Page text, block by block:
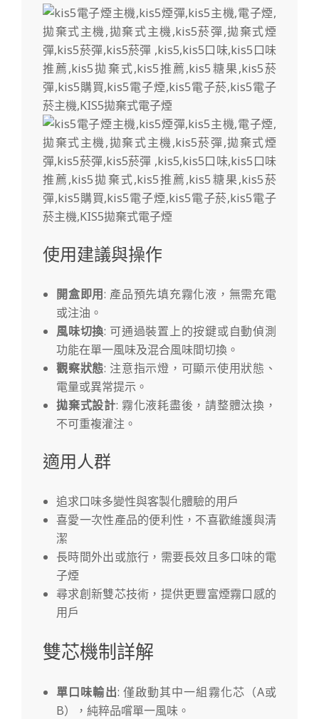
使用建議與操作
開盒即用: 產品預先填充霧化液，無需充電
或注油。
風味切換: 可通過裝置上的按鍵或自動偵測
功能在單一風味及混合風味間切換。
觀察狀態: 注意指示燈，可顯示使用狀態、
電量或異常提示。
拋棄式設計: 霧化液耗盡後，請整體汰換，
不可重複灌注。
適用人群
追求口味多變性與客製化體驗的用戶
喜愛一次性產品的便利性，不喜歡維護與清
潔
長時間外出或旅行，需要長效且多口味的電
子煙
尋求創新雙芯技術，提供更豐富煙霧口感的
用戶
雙芯機制詳解
單口味輸出: 僅啟動其中一組霧化芯（A或
B），純粹品嚐單一風味。